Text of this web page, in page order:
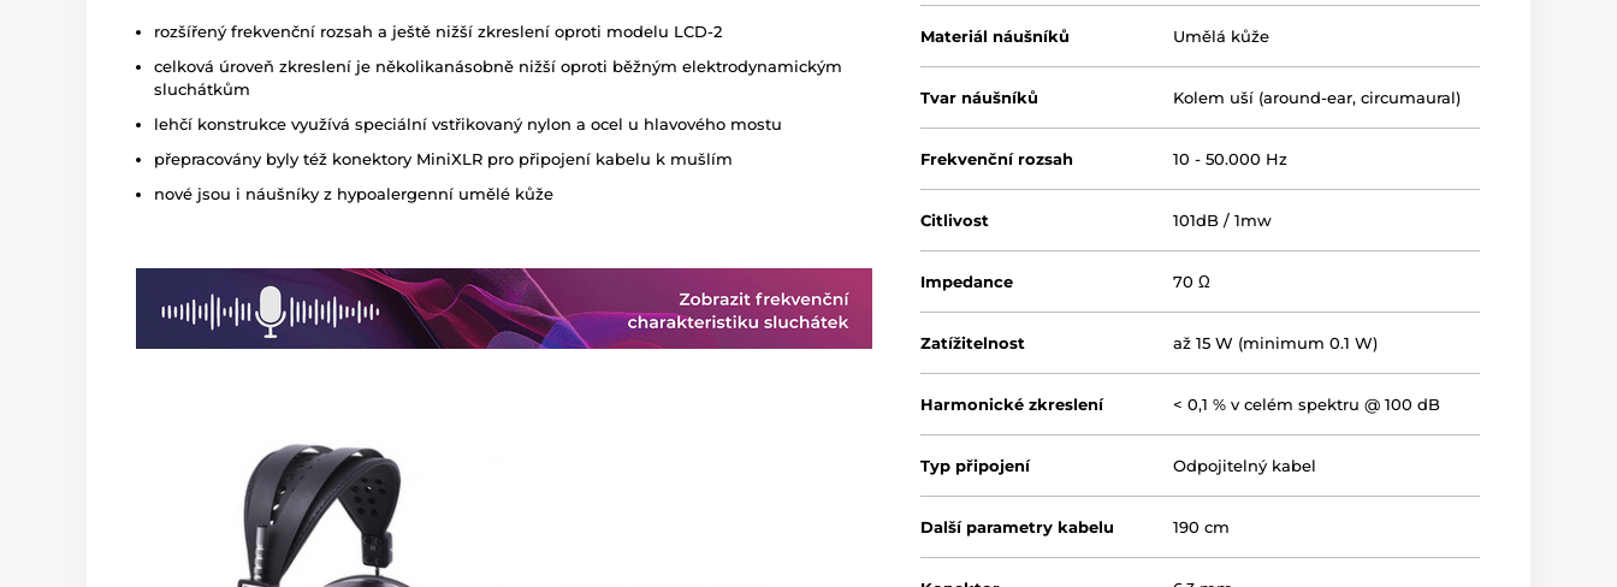
rozšířený frekvenční rozsah a ještě nižší zkreslení oproti modelu LCD-2
celková úroveň zkreslení je několikanásobně nižší oproti běžným elektrodynamickým
sluchátkům
lehčí konstrukce využívá speciální vstřikovaný nylon a ocel u hlavového mostu
přepracovány byly též konektory MiniXLR pro připojení kabelu k mušlím
nové jsou i náušníky z hypoalergenní umělé kůže
Materiál náušníků Umělá kůže
Tvar náušníků Kolem uší (around-ear, circumaural)
Frekvenční rozsah 10 - 50.000 Hz
Citlivost 101dB / 1mw
Impedance 70 Ω
Zatížitelnost až 15 W (minimum 0.1 W)
Harmonické zkreslení < 0,1 % v celém spektru @ 100 dB
Typ připojení Odpojitelný kabel
Další parametry kabelu 190 cm